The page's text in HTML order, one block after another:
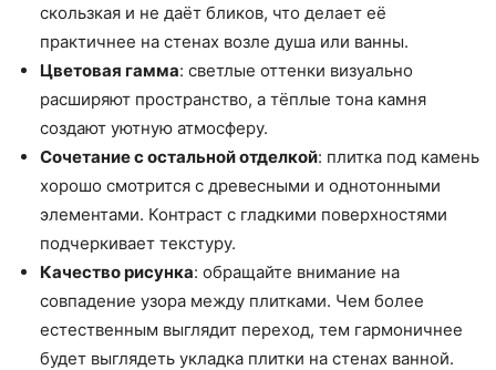
скользкая и не даёт бликов, что делает её
практичнее на стенах возле душа или ванны.
Цветовая гамма: светлые оттенки визуально
расширяют пространство, а тёплые тона камня
создают уютную атмосферу.
Сочетание с остальной отделкой: плитка под камень
хорошо смотрится с древесными и однотонными
элементами. Контраст с гладкими поверхностями
подчеркивает текстуру.
Качество рисунка: обращайте внимание на
совпадение узора между плитками. Чем более
естественным выглядит переход, тем гармоничнее
будет выглядеть укладка плитки на стенах ванной.